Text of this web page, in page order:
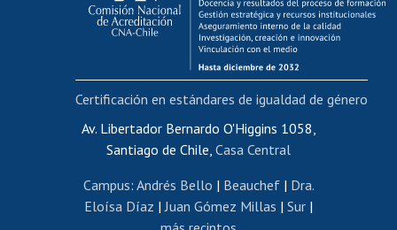
Funcionarias/os
Cursos internos de capacitación
Bienestar del personal
Portal de movilidad interna
Certificado de renta
Certificado de renta honorarios
Editar páginas blancas
Av. Libertador Bernardo O'Higgins 1058,
Santiago de Chile, Casa Central
Campus: Andrés Bello | Beauchef| Dra.
Eloísa Díaz |Juan Gómez Millas | Sur |
Certificación en estándares de igualdad de género